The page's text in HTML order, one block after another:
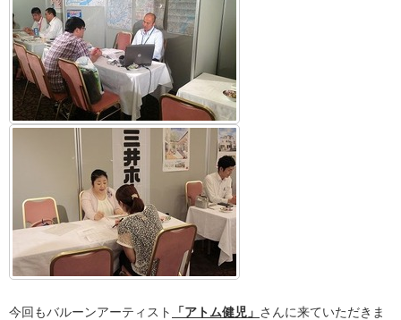
今回もバルーンアーティスト 「アトム健児」 さんに来ていただきま